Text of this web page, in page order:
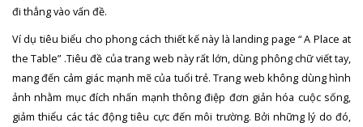
đi thẳng vào vấn đề.
Ví dụ tiêu biểu cho phong cách thiết kế này là landing page “ A Place at
the Table” .Tiêu đề của trang web này rất lớn, dùng phông chữ viết tay,
mang đến cảm giác mạnh mẽ của tuổi trẻ. Trang web không dùng hình
ảnh nhằm mục đích nhấn mạnh thông điệp đơn giản hóa cuộc sống,
giảm thiểu các tác động tiêu cực đến môi trường. Bởi những lý do đó,